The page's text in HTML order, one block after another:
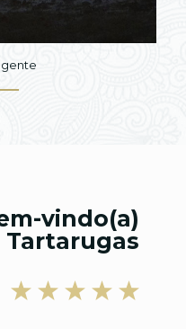
gente
vindo(a)
Tartarugas